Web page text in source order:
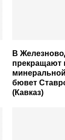
В
прекращают
бювет
(Кавказ)